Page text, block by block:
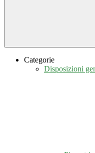
Categorie
Disposizioni